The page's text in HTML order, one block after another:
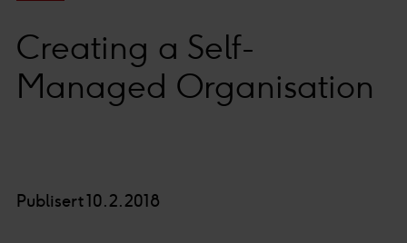
Creating a Self-
Managed Organisation
Publisert 10.2.2018